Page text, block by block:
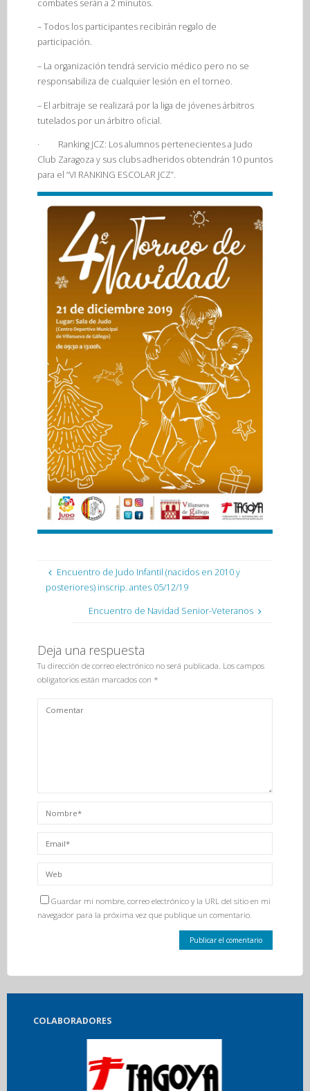
combates serán a 2 minutos.
– Todos los participantes recibirán regalo de
participación.
– La organización tendrá servicio médico pero no se
responsabiliza de cualquier lesión en el torneo.
– El arbitraje se realizará por la liga de jóvenes árbitros
tutelados por un árbitro oficial.
· Ranking JCZ: Los alumnos pertenecientes a Judo
Club Zaragoza y sus clubs adheridos obtendrán 10 puntos
para el “VI RANKING ESCOLAR JCZ”.
Encuentro de Judo Infantil (nacidos en 2010 y
posteriores) inscrip. antes 05/12/19
Encuentro de Navidad Senior-Veteranos
Deja una respuesta
Tu dirección de correo electrónico no será publicada. Los campos
obligatorios están marcados con *
Guardar mi nombre, correo electrónico y la URL del sitio en mi
navegador para la próxima vez que publique un comentario.
COLABORADORES